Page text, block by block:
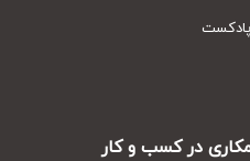
در کسب و کار